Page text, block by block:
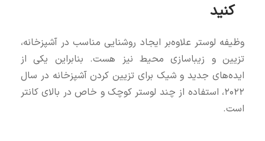
کنید
وظیفه لوستر علاوه‌بر ایجاد روشنایی مناسب در آشپزخانه،
تزیین و زیباسازی محیط نیز هست. بنابراین یکی از
ایده‌های جدید و شیک برای تزیین کردن آشپزخانه در سال
۲۰۲۲، استفاده از چند لوستر کوچک و خاص در بالای کانتر
است.